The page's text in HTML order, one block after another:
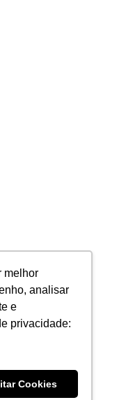
melhor
analisar
e
privacidade:
Cookies